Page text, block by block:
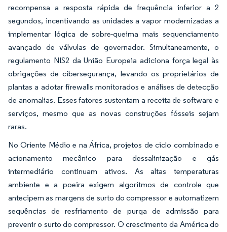
recompensa a resposta rápida de frequência inferior a 2
segundos, incentivando as unidades a vapor modernizadas a
implementar lógica de sobre-queima mais sequenciamento
avançado de válvulas de governador. Simultaneamente, o
regulamento NIS2 da União Europeia adiciona força legal às
obrigações de cibersegurança, levando os proprietários de
plantas a adotar firewalls monitorados e análises de detecção
de anomalias. Esses fatores sustentam a receita de software e
serviços, mesmo que as novas construções fósseis sejam
raras.
No Oriente Médio e na África, projetos de ciclo combinado e
acionamento mecânico para dessalinização e gás
intermediário continuam ativos. As altas temperaturas
ambiente e a poeira exigem algoritmos de controle que
antecipem as margens de surto do compressor e automatizem
sequências de resfriamento de purga de admissão para
prevenir o surto do compressor. O crescimento da América do